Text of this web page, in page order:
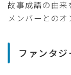
故事成語の由来
メンバーとのオ
ファンタジ